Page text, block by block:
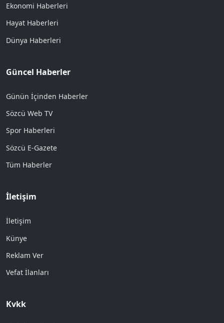
Ekonomi Haberleri
Hayat Haberleri
Dünya Haberleri
Güncel Haberler
Günün İçinden Haberler
Sözcü Web TV
Spor Haberleri
Sözcü E-Gazete
Tüm Haberler
İletişim
İletişim
Künye
Reklam Ver
Vefat İlanları
Kvkk